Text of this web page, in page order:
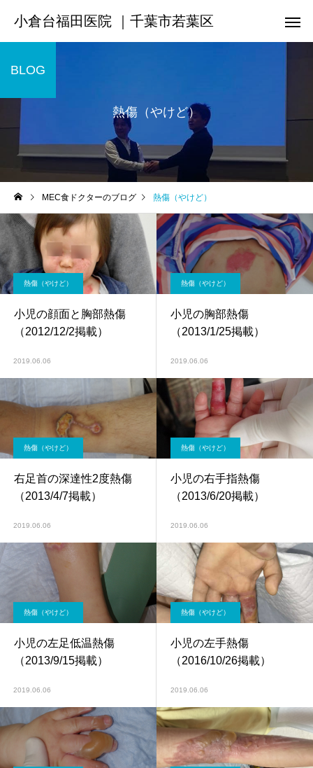
小倉台福田医院 ｜千葉市若葉区
熱傷（やけど）
BLOG
MEC食ドクターのブログ 熱傷（やけど）
熱傷（やけど）
小児の顔面と胸部熱傷
（2012/12/2掲載）
2019.06.06
熱傷（やけど）
小児の胸部熱傷
（2013/1/25掲載）
2019.06.06
熱傷（やけど）
右足首の深達性2度熱傷
（2013/4/7掲載）
2019.06.06
熱傷（やけど）
小児の右手指熱傷
（2013/6/20掲載）
2019.06.06
熱傷（やけど）
小児の左足低温熱傷
（2013/9/15掲載）
2019.06.06
熱傷（やけど）
小児の左手熱傷
（2016/10/26掲載）
2019.06.06